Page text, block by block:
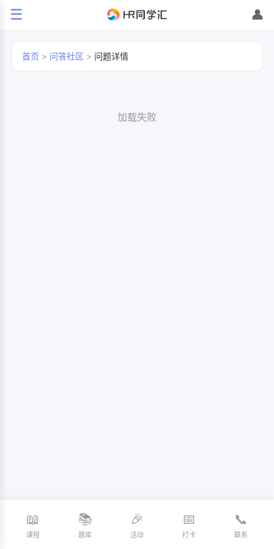
☰ 👤
首页 > 问答社区 > 问题详情
加载失败
📖
课程
📚
题库
🎉
活动
📅
打卡
📞
联系